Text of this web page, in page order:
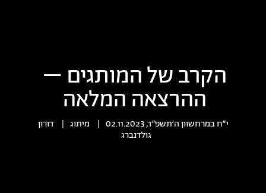
הקרב של המותגים –
ההרצאה המלאה
י״ח במרחשוון ה׳תשפ״ד, 02.11.2023 | מיתוג |
דורון
גולדנברג